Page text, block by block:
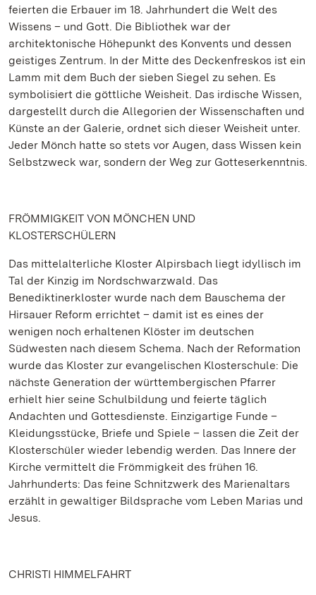
feierten die Erbauer im 18. Jahrhundert die Welt des
Wissens – und Gott. Die Bibliothek war der
architektonische Höhepunkt des Konvents und dessen
geistiges Zentrum. In der Mitte des Deckenfreskos ist ein
Lamm mit dem Buch der sieben Siegel zu sehen. Es
symbolisiert die göttliche Weisheit. Das irdische Wissen,
dargestellt durch die Allegorien der Wissenschaften und
Künste an der Galerie, ordnet sich dieser Weisheit unter.
Jeder Mönch hatte so stets vor Augen, dass Wissen kein
Selbstzweck war, sondern der Weg zur Gotteserkenntnis.
FRÖMMIGKEIT VON MÖNCHEN UND
KLOSTERSCHÜLERN
Das mittelalterliche Kloster Alpirsbach liegt idyllisch im
Tal der Kinzig im Nordschwarzwald. Das
Benediktinerkloster wurde nach dem Bauschema der
Hirsauer Reform errichtet – damit ist es eines der
wenigen noch erhaltenen Klöster im deutschen
Südwesten nach diesem Schema. Nach der Reformation
wurde das Kloster zur evangelischen Klosterschule: Die
nächste Generation der württembergischen Pfarrer
erhielt hier seine Schulbildung und feierte täglich
Andachten und Gottesdienste. Einzigartige Funde –
Kleidungsstücke, Briefe und Spiele – lassen die Zeit der
Klosterschüler wieder lebendig werden. Das Innere der
Kirche vermittelt die Frömmigkeit des frühen 16.
Jahrhunderts: Das feine Schnitzwerk des Marienaltars
erzählt in gewaltiger Bildsprache vom Leben Marias und
Jesus.
CHRISTI HIMMELFAHRT